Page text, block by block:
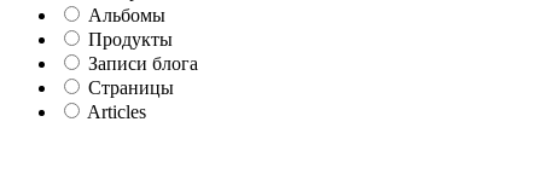
Альбомы
Продукты
Записи блога
Страницы
Articles